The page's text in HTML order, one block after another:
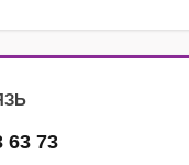
63 73